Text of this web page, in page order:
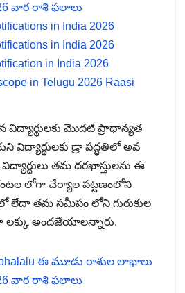
వార రాశి ఫలాలు
in India 2026
in India 2026
in India 2026
in Telugu 2026 Raasi
విద్యార్థులకు మొదటి ప్రాధాన్యత
విద్యార్థులకు డ్రా పద్ధతిలో అవ
తమ దరఖాస్తులను ఈ
లోగా చేర్యాల పట్టణంలోని
లేదా తమ సమీపం లోని గురుకుల
అందజేయాలన్నారు.
phalalu ఈ మూడు రాశుల లాభాలు
వార రాశి ఫలాలు